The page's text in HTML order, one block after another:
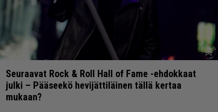
Seuraavat Rock & Roll Hall of Fame -ehdokkaat
julki – Pääseekö hevijättiläinen tällä kertaa
mukaan?